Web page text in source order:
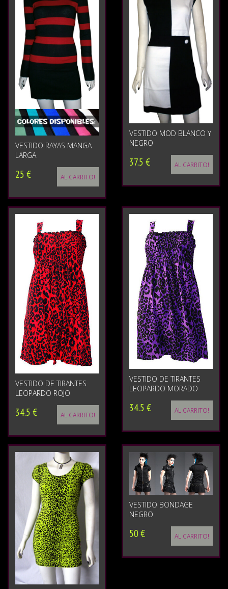
VESTIDO RAYAS MANGA
LARGA
25 € AL CARRITO!
VESTIDO MOD BLANCO Y
NEGRO
37.5 € AL CARRITO!
VESTIDO DE TIRANTES
LEOPARDO ROJO
34.5 € AL CARRITO!
VESTIDO DE TIRANTES
LEOPARDO MORADO
34.5 € AL CARRITO!
VESTIDO BONDAGE
NEGRO
50 € AL CARRITO!